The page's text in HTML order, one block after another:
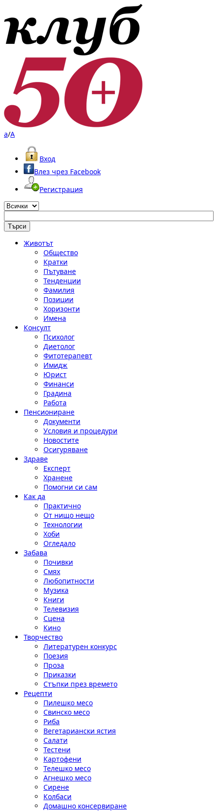
a/A
Вход
Влез чрез Facebook
Регистрация
Животът
Общество
Кратки
Пътуване
Тенденции
Фамилия
Позиции
Хоризонти
Имена
Консулт
Психолог
Диетолог
Фитотерапевт
Имидж
Юрист
Финанси
Градина
Работа
Пенсиониране
Документи
Условия и процедури
Новостите
Осигуряване
Здраве
Експерт
Хранене
Помогни си сам
Как да
Практично
От нищо нещо
Технологии
Хоби
Огледало
Забава
Почивки
Смях
Любопитности
Музика
Книги
Телевизия
Сцена
Кино
Творчество
Литературен конкурс
Поезия
Проза
Приказки
Стъпки през времето
Рецепти
Пилешко месо
Свинско месо
Риба
Вегетариански ястия
Салати
Тестени
Картофени
Телешко месо
Агнешко месо
Сирене
Колбаси
Домашно консервиране